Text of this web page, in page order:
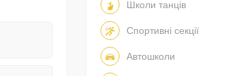
Школи танців
Спортивні секції
Автошколи